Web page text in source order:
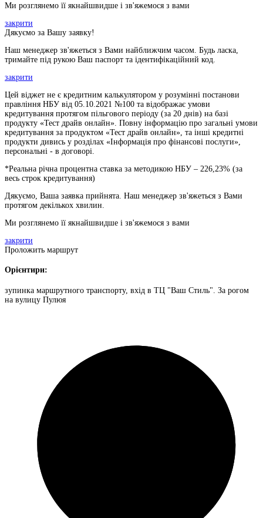
Ми розглянемо її якнайшвидше і зв'яжемося з вами
закрити
Дякуємо за Вашу заявку!
Наш менеджер зв'яжеться з Вами найближчим часом. Будь ласка,
тримайте під рукою Ваш паспорт та ідентифікаційний код.
закрити
Цей віджет не є кредитним калькулятором у розумінні постанови
правління НБУ від 05.10.2021 №100 та відображає умови
кредитування протягом пільгового періоду (за 20 днів) на базі
продукту «Тест драйв онлайн». Повну інформацію про загальні умови
кредитування за продуктом «Тест драйв онлайн», та інші кредитні
продукти дивись у розділах «Інформація про фінансові послуги»,
персональні - в договорі.
*Реальна річна процентна ставка за методикою НБУ – 226,23% (за
весь строк кредитування)
Дякуємо, Ваша заявка прийнята. Наш менеджер зв'яжеться з Вами
протягом декількох хвилин.
Ми розглянемо її якнайшвидше і зв'яжемося з вами
закрити
Проложить маршрут
Орієнтири:
зупинка маршрутного транспорту, вхід в ТЦ "Ваш Стиль". За рогом
на вулицу Пулюя